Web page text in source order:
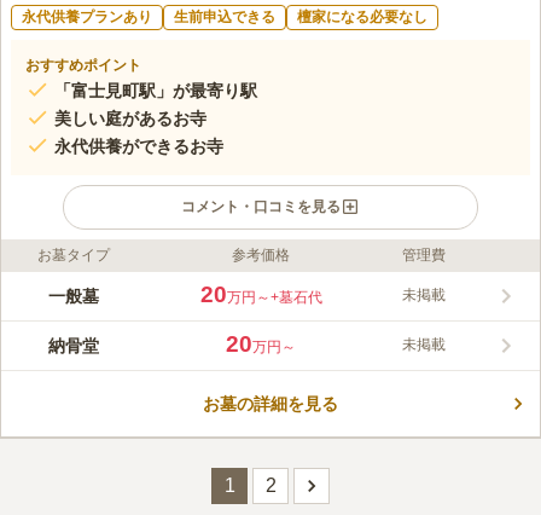
永代供養プランあり 生前申込できる 檀家になる必要なし
おすすめポイント
「富士見町駅」が最寄り駅
美しい庭があるお寺
永代供養ができるお寺
コメント・口コミを見る
ライフドット編集部のコメント
緑豊かで、美しく整えられた庭園が訪れる人の心を和ませ、故人
は常に清潔で安全面もしっかりしているので安心してお参りする
ことができます。 永代供養も受け付けており、後継者にお悩み
行事を定期的に行っており、地域の人々を楽しませてくれるお寺
この霊園はまだ誰からも評価されていません。
お墓タイプ 参考価格 管理費
一般墓 20万円～+墓石代 未掲載
納骨堂 20万円～ 未掲載
お墓の詳細を見る
1 2